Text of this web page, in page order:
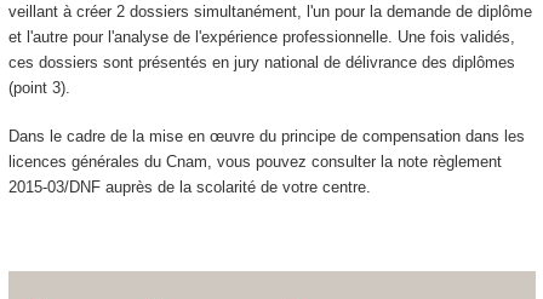
veillant à créer 2 dossiers simultanément, l'un pour la demande de diplôme
et l'autre pour l'analyse de l'expérience professionnelle. Une fois validés,
ces dossiers sont présentés en jury national de délivrance des diplômes
(point 3).
Dans le cadre de la mise en œuvre du principe de compensation dans les
licences générales du Cnam, vous pouvez consulter la note règlement
2015-03/DNF auprès de la scolarité de votre centre.